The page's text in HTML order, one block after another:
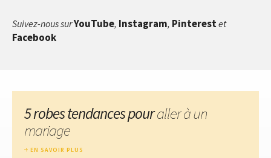
Suivez-nous surYouTube, Instagram, Pinterestet
Facebook
5 robes tendances pouraller à un
mariage
EN SAVOIR PLUS